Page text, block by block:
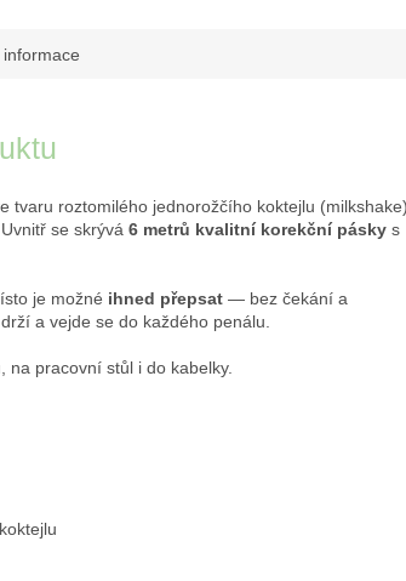
tvaru roztomilého jednorožčího koktejlu (milkshake)
se skrývá 6 metrů kvalitní korekční pásky s
je možné ihned přepsat — bez čekání a
a vejde se do každého penálu.
na pracovní stůl i do kabelky.